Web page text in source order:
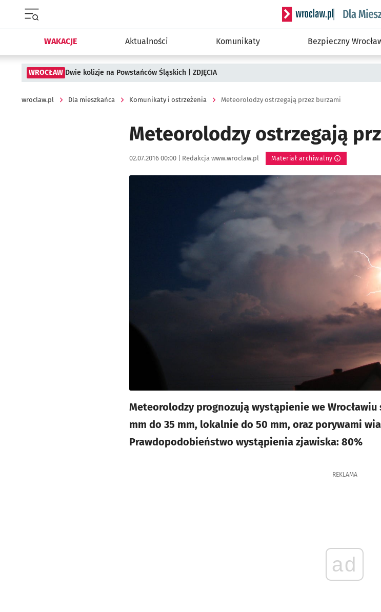
Serwis informacyjny
WAKACJE Aktualności Komunikaty Bezpieczny
WROCŁAW Dwie kolizje na Powstańców Śląskich | ZDJĘCIA
wroclaw.pl Dla mieszkańca Komunikaty i ostrzeżenia Meteorolodzy ostrzegają przez burzami
Meteorolodzy ostrzegają
Data publikacji:
02.07.2016 00:00 | Autor:
Redakcja www.wroclaw.pl Materiał archiwalny
Meteorolodzy prognozują wystąpienie we
mm do 35 mm, lokalnie do 50 mm, oraz porywami
Prawdopodobieństwo wystąpienia zjawiska: 80%
REKLAMA
ad